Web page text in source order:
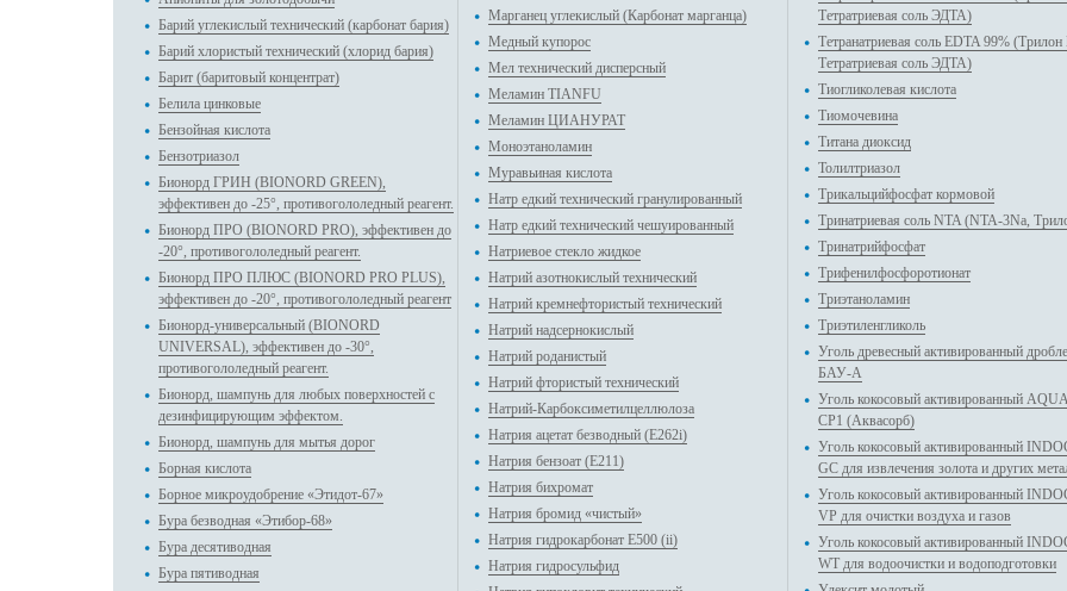
Барий углекислый технический (карбонат бария)
Барий хлористый технический (хлорид бария)
Барит (баритовый концентрат)
Белила цинковые
Бензойная кислота
Бензотриазол
Бионорд ГРИН (BIONORD GREEN),
эффективен до -25°, противогололедный реагент.
Бионорд ПРО (BIONORD PRO), эффективен до
-20°, противогололедный реагент.
Бионорд ПРО ПЛЮС (BIONORD PRO PLUS),
эффективен до -20°, противогололедный реагент
Бионорд-универсальный (BIONORD
UNIVERSAL), эффективен до -30°,
противогололедный реагент.
Бионорд, шампунь для любых поверхностей с
дезинфицирующим эффектом.
Бионорд, шампунь для мытья дорог
Борная кислота
Борное микроудобрение «Этидот-67»
Бура безводная «Этибор-68»
Бура десятиводная
Бура пятиводная
Марганец углекислый (Карбонат марганца)
Медный купорос
Мел технический дисперсный
Меламин TIANFU
Меламин ЦИАНУРАТ
Моноэтаноламин
Муравьиная кислота
Натр едкий технический гранулированный
Натр едкий технический чешуированный
Натриевое стекло жидкое
Натрий азотнокислый технический
Натрий кремнефтористый технический
Натрий надсернокислый
Натрий роданистый
Натрий фтористый технический
Натрий-Карбоксиметилцеллюлоза
Натрия ацетат безводный (Е262i)
Натрия бензоат (E211)
Натрия бихромат
Натрия бромид «чистый»
Натрия гидрокарбонат E500 (ii)
Натрия гидросульфид
Тетратриевая соль ЭДТА)
Тетранатриевая соль EDTA 99% (Трилон
Тетратриевая соль ЭДТА)
Тиогликолевая кислота
Тиомочевина
Титана диоксид
Толилтриазол
Трикальцийфосфат кормовой
Тринатриевая соль NTA (NTA-3Na,
Тринатрийфосфат
Трифенилфосфоротионат
Триэтаноламин
Триэтиленгликоль
Уголь древесный активированный
БАУ-А
Уголь кокосовый активированный
CP1 (Аквасорб)
Уголь кокосовый активированный
GC для извлечения золота и других
Уголь кокосовый активированный
VP для очистки воздуха и газов
Уголь кокосовый активированный
WT для водоочистки и водоподготовки